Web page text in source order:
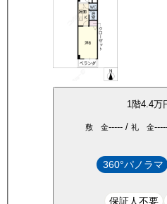
1階4.4万
敷 金----- /礼 金
360°パノラマ
保証人不要